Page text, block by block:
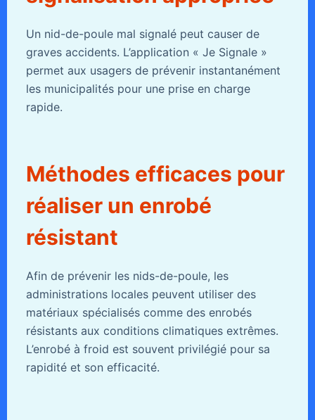
Un nid-de-poule mal signalé peut causer de
graves accidents. L’application « Je Signale »
permet aux usagers de prévenir instantanément
les municipalités pour une prise en charge
rapide.
Méthodes efficaces pour
réaliser un enrobé
résistant
Afin de prévenir les nids-de-poule, les
administrations locales peuvent utiliser des
matériaux spécialisés comme des enrobés
résistants aux conditions climatiques extrêmes.
L’enrobé à froid est souvent privilégié pour sa
rapidité et son efficacité.